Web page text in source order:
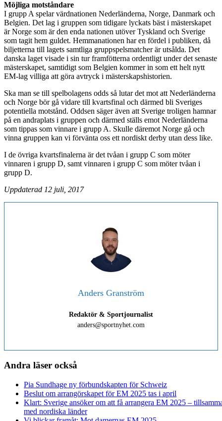
Möjliga motståndare
I grupp A spelar värdnationen Nederländerna, Norge, Danmark och
Belgien. Det lag i gruppen som tidigare lyckats bäst i mästerskapet
är Norge som är den enda nationen utöver Tyskland och Sverige
som tagit hem guldet. Hemmanationen har en fördel i publiken, då
biljetterna till lagets samtliga gruppspelsmatcher är utsålda. Det
danska laget visade i sin tur framfötterna ordentligt under det senaste
mästerskapet, samtidigt som Belgien kommer in som ett helt nytt
EM-lag villiga att göra avtryck i mästerskapshistorien.
Ska man se till spelbolagens odds så lutar det mot att Nederländerna
och Norge bör gå vidare till kvartsfinal och därmed bli Sveriges
potentiella motstånd. Oddsen säger även att Sverige troligen hamnar
på en andraplats i gruppen och därmed ställs emot Nederländerna
som tippas som vinnare i grupp A. Skulle däremot Norge gå och
vinna gruppen kan vi förvänta oss ett nordiskt derby utan dess like.
I de övriga kvartsfinalerna är det tvåan i grupp C som möter
vinnaren i grupp D, samt vinnaren i grupp C som möter tvåan i
grupp D.
Uppdaterad 12 juli, 2017
Anders Granström
Redaktör & Sportjournalist
anders@sportnyhet.com
Andra läser också
Pia Sundhage ny förbundskapten för Schweiz
Beslut om arrangörskapet för EM 2025 tas i april
Klart: Sverige ansöker om att få arrangera EM 2025 –
med nordiska länder